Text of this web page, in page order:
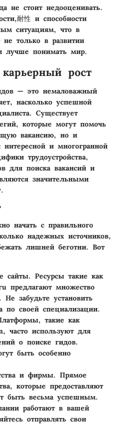
не стоит недооценивать.
耐性 и способности
ситуациям, что в
не только в развитии
лучше понимать мир.
рост
— это немаловажный
насколько успешной
Существует
которые могут помочь
вакансию, но и
интересной и многогранной
трудоустройства,
для поиска вакансий и
значительными
начать с правильного
надежных источников,
лишней беготни. Вот
сайты. Ресурсы такие как
предлагают множество
забудьте установить
по своей специализации.
такие как
часто используют для
о поиске гидов.
быть особенно
и фирмы. Прямое
которые предоставляют
быть весьма успешным.
работают в вашей
отправлять свои